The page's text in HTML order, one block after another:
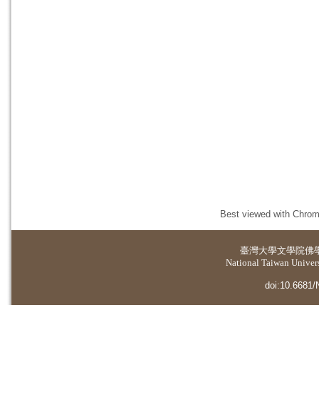
Best viewed with
臺灣大學文學院佛
National Taiwan
doi:10.6681/